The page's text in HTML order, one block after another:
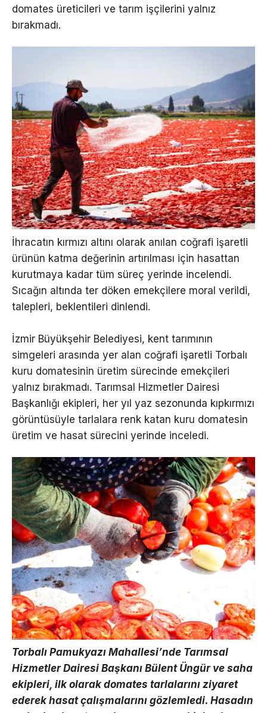
domates üreticileri ve tarım işçilerini yalnız
bırakmadı.
İhracatın kırmızı altını olarak anılan coğrafi işaretli
ürünün katma değerinin artırılması için hasattan
kurutmaya kadar tüm süreç yerinde incelendi.
Sıcağın altında ter döken emekçilere moral verildi,
talepleri, beklentileri dinlendi.
İzmir Büyükşehir Belediyesi, kent tarımının
simgeleri arasında yer alan coğrafi işaretli Torbalı
kuru domatesinin üretim sürecinde emekçileri
yalnız bırakmadı. Tarımsal Hizmetler Dairesi
Başkanlığı ekipleri, her yıl yaz sezonunda kıpkırmızı
görüntüsüyle tarlalara renk katan kuru domatesin
üretim ve hasat sürecini yerinde inceledi.
Torbalı Pamukyazı Mahallesi’nde Tarımsal
Hizmetler Dairesi Başkanı Bülent Üngür ve saha
ekipleri, ilk olarak domates tarlalarını ziyaret
ederek hasat çalışmalarını gözlemledi. Hasadın